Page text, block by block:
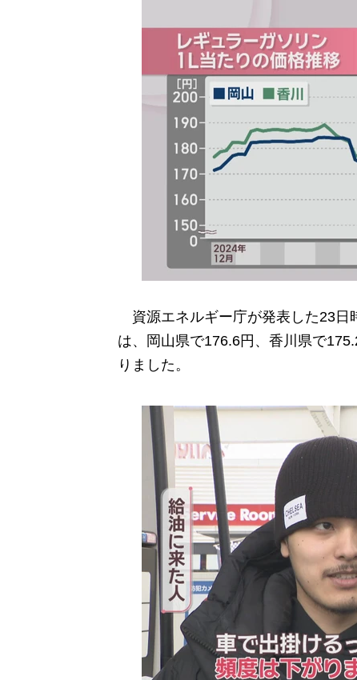
資源エネルギー庁が発表した23日
は、岡山県で176.6円、香川県で
りました。